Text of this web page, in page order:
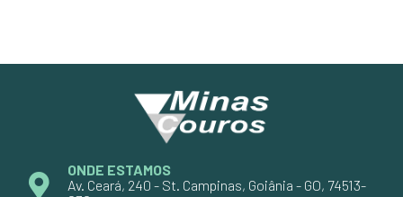
ONDE ESTAMOS
Av. Ceará, 240 - St. Campinas, Goiânia - GO, 74513-